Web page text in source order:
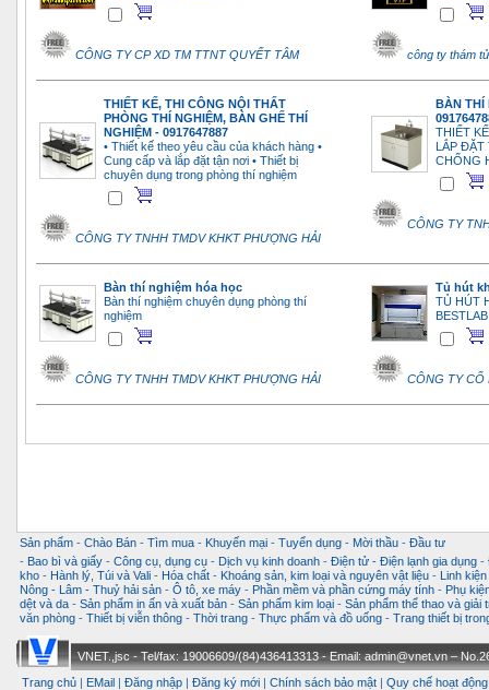
CÔNG TY CP XD TM TTNT QUYẾT TÂM công ty thám
THIẾT KẾ, THI CÔNG NỘI THẤT
PHÒNG THÍ NGHIỆM, BÀN GHẾ THÍ
NGHIỆM - 0917647887
• Thiết kế theo yêu cầu của khách hàng •
Cung cấp và lắp đặt tận nơi • Thiết bị
chuyên dụng trong phòng thí nghiệm
CÔNG TY TNHH TMDV KHKT PHƯỢNG HẢI
BÀN THÍ
THIẾT
LẮP
CHỐNG
CÔNG TY
Bàn thí nghiệm hóa học
Bàn thí nghiệm chuyên dụng phòng thí
nghiệm
CÔNG TY TNHH TMDV KHKT PHƯỢNG HẢI
Tủ hút
TỦ HÚT
CÔNG TY CỔ
Sản phẩm - Chào Bán - Tìm mua - Khuyến mại - Tuyển dụng - Mời thầu - Đầu tư
- Bao bì và giấy - Công cụ, dụng cụ - Dịch vụ kinh doanh - Điện tử - Điện lạnh gia dụng -
kho - Hành lý, Túi và Vali - Hóa chất - Khoáng sản, kim loại và nguyên vật liệu -
Linh
Nông - Lâm - Thuỷ hải sản - Ô tô, xe máy - Phần mềm và phần cứng máy tính - Phụ
dệt và da - Sản phẩm in ấn và xuất bản - Sản phẩm kim loại - Sản phẩm thể thao và giải
văn phòng - Thiết bị viễn thông - Thời trang - Thực phẩm và đồ uống - Trang thiết bị
VNET.,jsc - Tel/fax: 19006609/(84)436413313 - Email: admin@vnet.vn –
Trang chủ
EMail Đăng nhập Đăng ký mới Chính sách bảo mật Quy chế hoạt động